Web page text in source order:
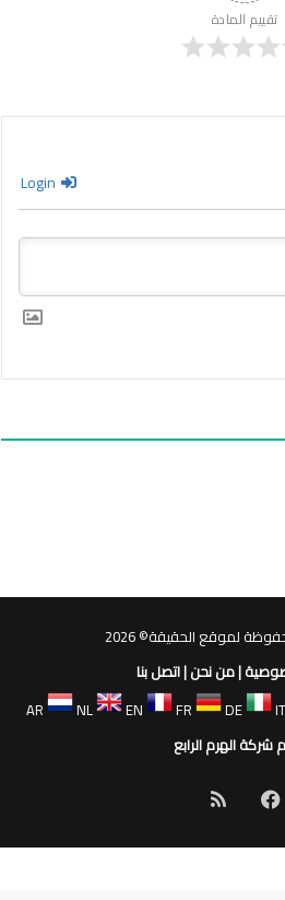
تقييم المادة
لموقع الحقيقة© 2026
|من نحن|اتصل بنا
AR
NL EN FR DE IT
الهرم الرابع
فيسبوكملخص
الموقع